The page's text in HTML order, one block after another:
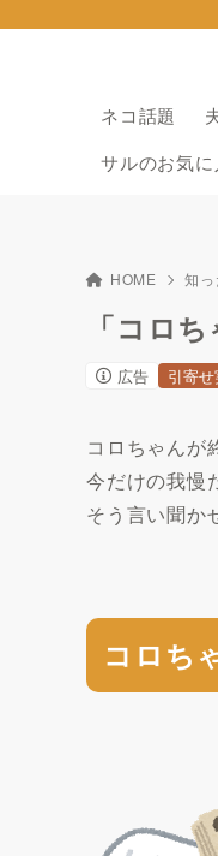
ネコ話題
サルのお気
HOME 知
「コロ
広告 引寄
コロちゃんが
今だけの我慢
そう言い聞か
コロち